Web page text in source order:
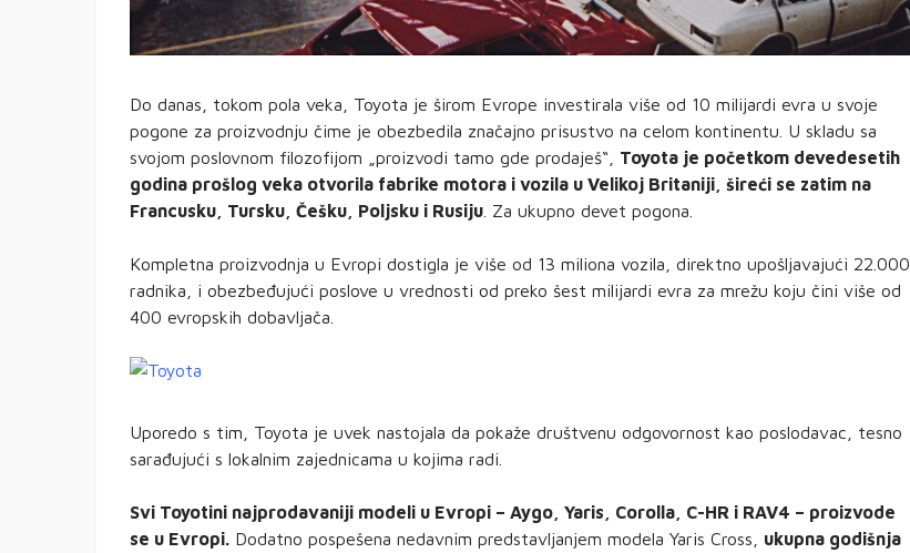
Do danas, tokom pola veka, Toyota je širom Evrope investirala više od 10 milijardi evra u svoje
pogone za proizvodnju čime je obezbedila značajno prisustvo na celom kontinentu. U skladu sa
svojom poslovnom filozofijom „proizvodi tamo gde prodaješ“, Toyota je početkom devedesetih
godina prošlog veka otvorila fabrike motora i vozila u Velikoj Britaniji, šireći se zatim na
Francusku, Tursku, Češku, Poljsku i Rusiju . Za ukupno devet pogona.
Kompletna proizvodnja u Evropi dostigla je više od 13 miliona vozila, direktno upošljavajući 22.000
radnika, i obezbeđujući poslove u vrednosti od preko šest milijardi evra za mrežu koju čini više od
400 evropskih dobavljača.
Uporedo s tim, Toyota je uvek nastojala da pokaže društvenu odgovornost kao poslodavac, tesno
sarađujući s lokalnim zajednicama u kojima radi.
Svi Toyotini najprodavaniji modeli u Evropi – Aygo, Yaris, Corolla, C-HR i RAV4 – proizvode
se u Evropi. Dodatno pospešena nedavnim predstavljanjem modela Yaris Cross, ukupna godišnja